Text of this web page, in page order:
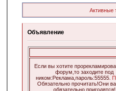
Активные
Объявление
Если вы хотите
форум,то заходите под
ником:Реклама,пароль:55555.
Обязательно прочитать!Они
обязательно пригодятся!